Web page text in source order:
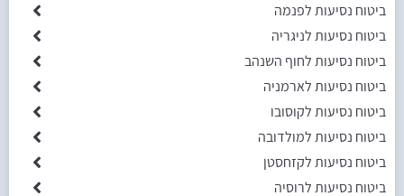
ביטוח נסיעות לפנמה
ביטוח נסיעות לניגריה
ביטוח נסיעות לחוף השנהב
ביטוח נסיעות לארמניה
ביטוח נסיעות לקוסובו
ביטוח נסיעות למולדובה
ביטוח נסיעות לקזחסטן
ביטוח נסיעות לרוסיה